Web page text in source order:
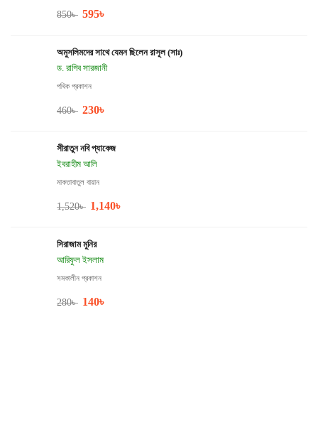
850৳ 595৳
অমুসলিমদের সাথে যেমন ছিলেন রাসূল (সাঃ)
ড. রাগিব সারজানী
পথিক প্রকাশন
460৳ 230৳
সীরাতুন নবি প্যাকেজ
ইবরাহীম আলি
মাকতাবাতুল বায়ান
1,520৳ 1,140৳
সিরাজাম মুনির
আরিফুল ইসলাম
সমকালীন প্রকাশন
280৳ 140৳